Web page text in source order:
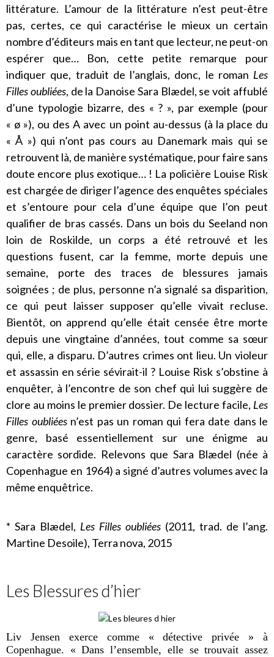
littérature. L’amour de la littérature n’est peut-être
pas, certes, ce qui caractérise le mieux un certain
nombre d’éditeurs mais en tant que lecteur, ne peut-on
espérer que… Bon, cette petite remarque pour
indiquer que, traduit de l’anglais, donc, le roman Les
Filles oubliées, de la Danoise Sara Blædel, se voit affublé
d’une typologie bizarre, des « ? », par exemple (pour
« ø »), ou des A avec un point au-dessus (à la place du
« Å ») qui n’ont pas cours au Danemark mais qui se
retrouvent là, de manière systématique, pour faire sans
doute encore plus exotique… ! La policière Louise Risk
est chargée de diriger l’agence des enquêtes spéciales
et s’entoure pour cela d’une équipe que l’on peut
qualifier de bras cassés. Dans un bois du Seeland non
loin de Roskilde, un corps a été retrouvé et les
questions fusent, car la femme, morte depuis une
semaine, porte des traces de blessures jamais
soignées ; de plus, personne n’a signalé sa disparition,
ce qui peut laisser supposer qu’elle vivait recluse.
Bientôt, on apprend qu’elle était censée être morte
depuis une vingtaine d’années, tout comme sa sœur
qui, elle, a disparu. D’autres crimes ont lieu. Un violeur
et assassin en série sévirait-il ? Louise Risk s’obstine à
enquêter, à l’encontre de son chef qui lui suggère de
clore au moins le premier dossier. De lecture facile, Les
Filles oubliéesn’est pas un roman qui fera date dans le
genre, basé essentiellement sur une énigme au
caractère sordide. Relevons que Sara Blædel (née à
Copenhague en 1964) a signé d’autres volumes avec la
même enquêtrice.
* Sara Blædel, Les Filles oubliées (2011, trad. de l’ang.
Martine Desoile), Terra nova, 2015
Les Blessures d’hier
Liv Jensen exerce comme « détective privée » à
Copenhague. « Dans l’ensemble, elle se trouvait assez